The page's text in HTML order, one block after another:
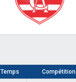
Temps Compétition